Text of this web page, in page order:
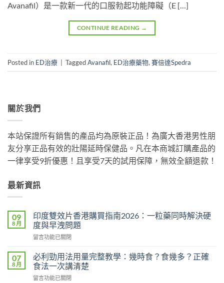
Avanafil）是一款新一代的口服勃起功能障礙（E […]
CONTINUE READING →
Posted in ED治療 | TaggedAvanafil, ED治療藥物, 賽倍達Spedra
關於我們
本站保證所有銷售的產品均為原裝正品！為廣大香港男性朋
友分享正品有效的壯陽延時保健品。凡在本商城訂購產品的
一律享受9折優惠！且享受7天的試用保障，無效全額退款！
最新資訊
09
8 月
印度雙效片香港購買指南2026：一粒藥同時解決硬
度與早洩問題
在
度
雙
效
片
留言功能已關閉
07
8 月
必利勁用法用量完整教學：幾時食？食幾多？正確
食法一次講清楚
在
留言功能已關閉